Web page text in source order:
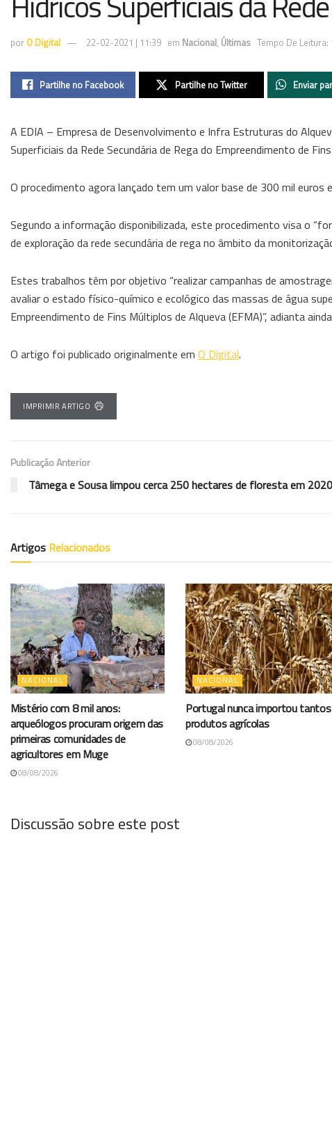
por O Digital 22-02-2021 | 11:39 em Nacional, Últimas Tempo De Leitura:
Partilhe no Facebook Partilhe no Twitter Enviar
A EDIA – Empresa de Desenvolvimento e Infra Estruturas do
Superficiais da Rede Secundária de Rega do Empreendimento de
O procedimento agora lançado tem um valor base de 300 mil euros
Segundo a informação disponibilizada, este procedimento visa o
de exploração da rede secundária de rega no âmbito da
Estes trabalhos têm por objetivo “realizar campanhas de
avaliar o estado físico-químico e ecológico das massas de água
Empreendimento de Fins Múltiplos de Alqueva (EFMA)”, adianta
O artigo foi publicado originalmente em O Digital.
IMPRIMIR ARTIGO
Publicação Anterior
Tâmega e Sousa limpou cerca 250 hectares de floresta em 2020
Artigos Relacionados
NACIONAL
Mistério com 8 mil anos:
arqueólogos procuram origem das
primeiras comunidades de
agricultores em Muge
08/08/2026
NACIONAL
Portugal nunca importou tantos
produtos agrícolas
08/08/2026
Discussão sobre este post